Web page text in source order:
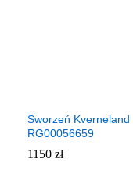
Sworzeń Kverneland
RG00056659
1150 zł